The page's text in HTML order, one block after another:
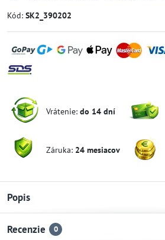
Kód: SK2_390202
Vrátenie: do 14 dní
Záruka: 24 mesiacov
Popis
Recenzie 0